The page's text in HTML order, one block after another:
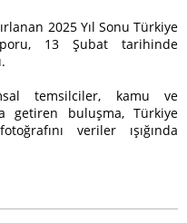
2025 Yıl Sonu Türkiye
13 Şubat tarihinde
temsilciler, kamu ve
getiren buluşma, Türkiye
veriler ışığında